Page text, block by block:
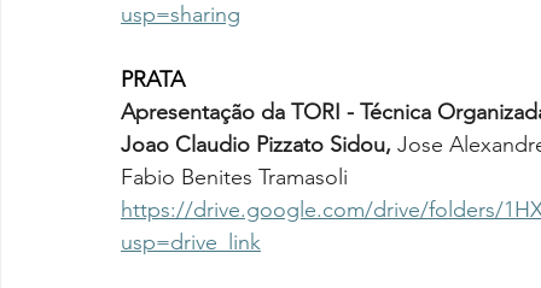
usp=sharing
PRATA
Apresentação da TORI - Técnica
Joao Claudio Pizzato Sidou, Jose
Fabio Benites Tramasoli
https://drive.google.com/drive/folders/
usp=drive_link